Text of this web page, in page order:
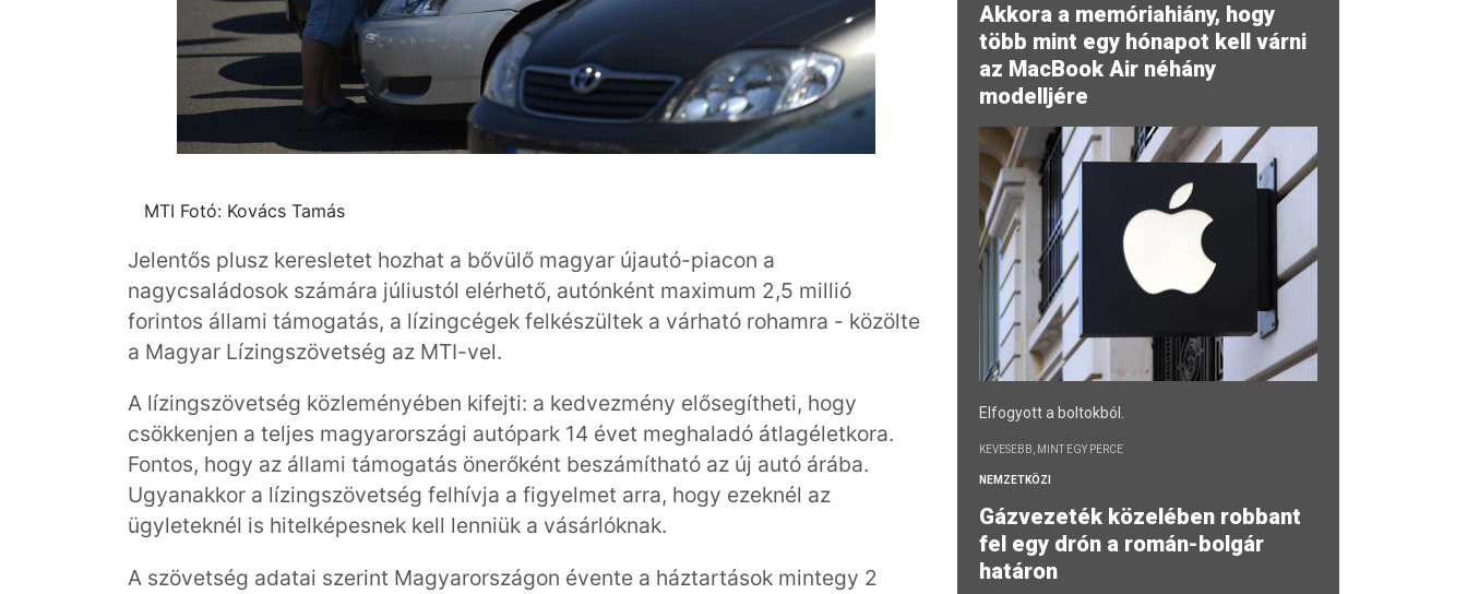
MTI Fotó: Kovács Tamás
Jelentős plusz keresletet hozhat a bővülő magyar újautó-piacon a
nagycsaládosok számára júliustól elérhető, autónként maximum 2,5 millió
forintos állami támogatás, a lízingcégek felkészültek a várható rohamra - közölte
a Magyar Lízingszövetség az MTI-vel.
A lízingszövetség közleményében kifejti: a kedvezmény elősegítheti, hogy
csökkenjen a teljes magyarországi autópark 14 évet meghaladó átlagéletkora.
Fontos, hogy az állami támogatás önerőként beszámítható az új autó árába.
Ugyanakkor a lízingszövetség felhívja a figyelmet arra, hogy ezeknél az
ügyleteknél is hitelképesnek kell lenniük a vásárlóknak.
A szövetség adatai szerint Magyarországon évente a háztartások mintegy 2
Akkora a memóriahiány, hogy
több mint egy hónapot kell várni
az MacBook Air néhány
modelljére
Elfogyott a boltokból.
KEVESEBB, MINT EGY PERCE
NEMZETKÖZI
Gázvezeték közelében robbant
fel egy drón a román-bolgár
határon